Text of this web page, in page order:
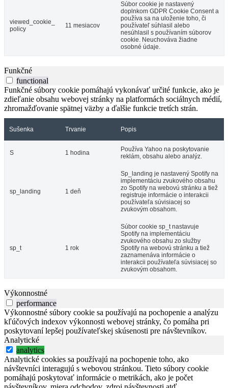
viewed_cookie_
policy
11 mesiacov
Súbor cookie je nastavený
doplnkom GDPR Cookie Consent a
používa sa na uloženie toho, či
používateľ súhlasil alebo
nesúhlasil s používaním súborov
cookie. Neuchováva žiadne
osobné údaje.
Funkčné
functional
Funkčné súbory cookie pomáhajú vykonávať určité funkcie, ako je
zdieľanie obsahu webovej stránky na platformách sociálnych médií,
zhromažďovanie spätnej väzby a ďalšie funkcie tretích strán.
Sušenka Trvanie Popis
S 1 hodina
Používa Yahoo na poskytovanie
reklám, obsahu alebo analýz.
sp_landing 1 deň
Sp_landing je nastavený Spotify na
implementáciu zvukového obsahu
zo Spotify na webovú stránku a tiež
registruje informácie o interakcii
používateľa súvisiacej so
zvukovým obsahom.
sp_t 1 rok
Súbor cookie sp_t nastavuje
Spotify na implementáciu
zvukového obsahu zo služby
Spotify na webovú stránku a tiež
zaznamenáva informácie o
interakcii používateľa súvisiacej so
zvukovým obsahom.
Výkonnostné
performance
Výkonnostné súbory cookie sa používajú na pochopenie a analýzu
kľúčových indexov výkonnosti webovej stránky, čo pomáha pri
poskytovaní lepšej používateľskej skúsenosti pre návštevníkov.
Analytické
analytics
Analytické cookies sa používajú na pochopenie toho, ako
návštevníci interagujú s webovou stránkou. Tieto súbory cookie
pomáhajú poskytovať informácie o metrikách, ako je počet